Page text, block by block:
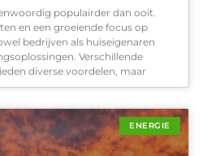
populairder dan ooit.
en een groeiende focus op
bedrijven als huiseigenaren
Verschillende
diverse voordelen, maar
ENERGIE